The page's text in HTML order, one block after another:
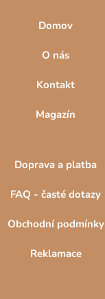
Domov
O nás
Kontakt
Magazín
Doprava a platba
FAQ - časté dotazy
Obchodní podmínky
Reklamace